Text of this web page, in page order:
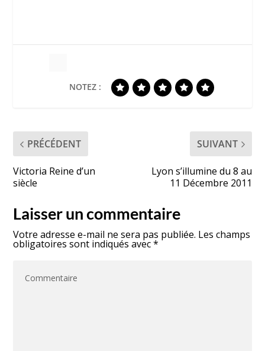
NOTEZ :
PRÉCÉDENT
Victoria Reine d’un
siècle
SUIVANT
Lyon s’illumine du 8 au
11 Décembre 2011
Laisser un commentaire
Votre adresse e-mail ne sera pas publiée. Les champs
obligatoires sont indiqués avec*